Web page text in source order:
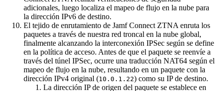
adicionales, luego localiza el mapeo de flujo en la nube para
la dirección IPv6 de destino.
El tejido de enrutamiento de Jamf Connect ZTNA enruta los
paquetes a través de nuestra red troncal en la nube global,
finalmente alcanzando la interconexión IPSec según se define
en la política de acceso. Antes de que el paquete se reenvíe a
través del túnel IPSec, ocurre una traducción NAT64 según el
mapeo de flujo en la nube, resultando en un paquete con la
dirección IPv4 original (10.0.1.22) como su IP de destino.
La dirección IP de origen del paquete se establece en